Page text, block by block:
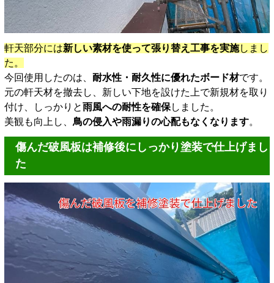
軒天部分には新しい素材を使って張り替え工事を実施しまし
た。
今回使用したのは、 耐水性・耐久性に優れたボード材です。
元の軒天材を撤去し、新しい下地を設けた上で新規材を取り
付け、しっかりと雨風への耐性を確保しました。
美観も向上し、 鳥の侵入や雨漏りの心配もなくなります。
傷んだ破風板は補修後にしっかり塗装で仕上げまし
た